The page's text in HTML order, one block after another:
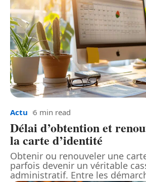
Actu 6 min read
Délai d’obtention et
la carte d’identité
Obtenir ou renouveler une
parfois devenir un véritable
administratif. Entre les